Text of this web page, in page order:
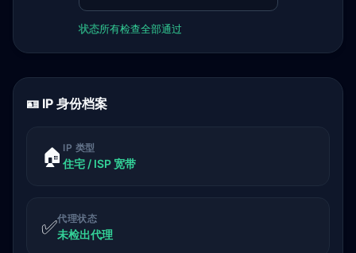
状态所有检查全部通过
🪪 IP 身份档案
🏠 IP 类型
住宅 / ISP 宽带
✅代理状态
未检出代理